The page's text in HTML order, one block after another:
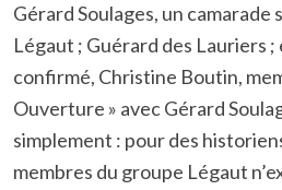
Gérard Soulages, un
Légaut ; Guérard des Lauriers
confirmé, Christine Boutin,
Ouverture » avec Gérard
simplement : pour des
membres du groupe Légaut